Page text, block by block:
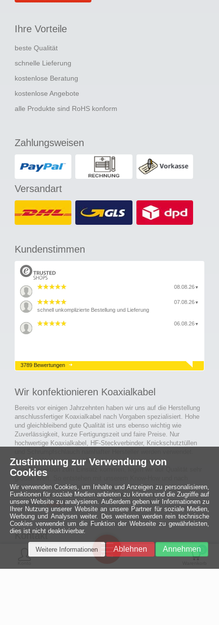
Ihre Vorteile
beste Qualität
schnelle Lieferung
kostenlose Beratung
kostenlose Angebote
alle Produkte sind RoHS konform
Zahlungsweisen
Versandart
Kundenstimmen
08.08.26 ▼
07.08.26 ▼
schnell unkomplizierte Bestellung und Lieferung
06.08.26 ▼
3789 Bewertungen
Wir konfektionieren Koaxialkabel
Bereits vor einigen Jahrzehnten haben wir uns auf die Herstellung
anschlussfertiger Koaxialkabel nach Vorgaben spezialisiert. Hohe
und gleichbleibend gute Qualität ist uns ebenso wichtig wie
Zuverlässigkeit, kurze Fertigungszeit und faire Preise. Nur
hochwertige Koaxialkabel, HF-Steckverbinder, Knickschutztüllen
Auch an Werkzeuge und Maschinen, die in unserer
Kabelkonfektion zum Einsatz kommen, legen wir auf Qualität sehr
großen Wert. So entstehen mit unserem Know-How und nach
passieren der Endkontrolle langlebige und qualitativ hochwertige
konfektionierte Koaxialkabel für viele Bereiche der
Elektronik.mehr ›
Kontakt
MCE Mauritz Electronics
0
Menü
Ein halbes
Jahrhundert
technologische
Zustimmung zur Verwendung von
Cookies
Wir verwenden Cookies, um Inhalte und Anzeigen zu personalisieren,
Funktionen für soziale Medien anbieten zu können und die Zugriffe auf
unsere Website zu analysieren. Außerdem geben wir Informationen zu
Ihrer Nutzung unserer Website an unsere Partner für soziale Medien,
Werbung und Analysen weiter. Des weiteren werden rein technische
Cookies verwendet um die Funktion der Webseite zu gewährleisten,
dies ist nicht deaktivierbar.
Annehmen
Ablehnen
Weitere Informationen